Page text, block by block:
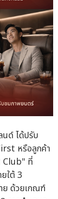
นด์ ได้ปรับ
หรือลูกค้า
Club" ที่
ใต้ 3
ย ด้วยเกณฑ์